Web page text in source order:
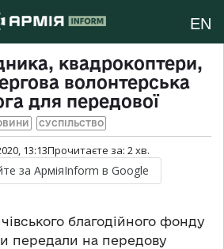
EN
квадрокоптери,
волонтерська
для передової
СУСПІЛЬСТВО
13:13Прочитаєте за: 2хв.
за АрміяInform в Google
благодійного фонду
передали на передову